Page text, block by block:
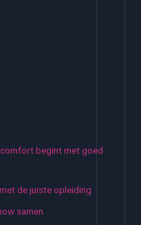
begint met goed
de juiste opleiding
samen